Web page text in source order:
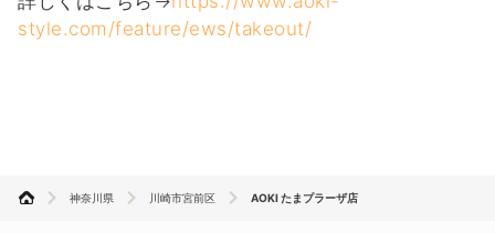
style.com/feature/ews/takeout/
神奈川県 川崎市宮前区 AOKI たまプラーザ店